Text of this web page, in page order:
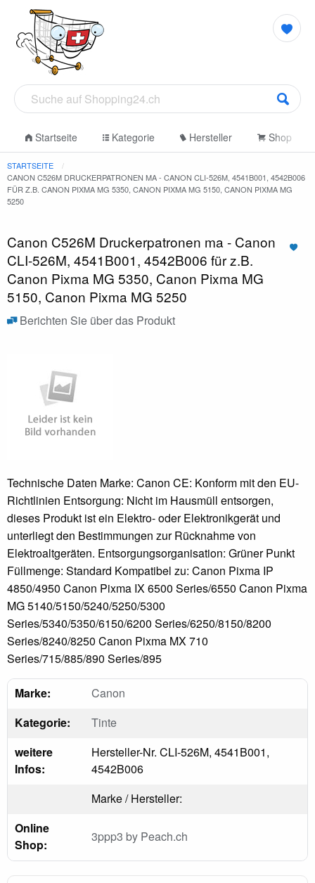
Startseite Kategorie Hersteller Shop
STARTSEITE
CANON C526M DRUCKERPATRONEN MA - CANON CLI-526M, 4541B001, 4542B006
FÜR Z.B. CANON PIXMA MG 5350, CANON PIXMA MG 5150, CANON PIXMA MG
5250
Canon C526M Druckerpatronen ma - Canon
CLI-526M, 4541B001, 4542B006 für z.B.
Canon Pixma MG 5350, Canon Pixma MG
5150, Canon Pixma MG 5250
Berichten Sie über das Produkt
Technische Daten Marke: Canon CE: Konform mit den EU-
Richtlinien Entsorgung: Nicht im Hausmüll entsorgen,
dieses Produkt ist ein Elektro- oder Elektronikgerät und
unterliegt den Bestimmungen zur Rücknahme von
Elektroaltgeräten. Entsorgungsorganisation: Grüner Punkt
Füllmenge: Standard Kompatibel zu: Canon Pixma IP
4850/4950 Canon Pixma IX 6500 Series/6550 Canon Pixma
MG 5140/5150/5240/5250/5300
Series/5340/5350/6150/6200 Series/6250/8150/8200
Series/8240/8250 Canon Pixma MX 710
Series/715/885/890 Series/895
Marke:
Canon
Kategorie:
Tinte
weitere
Infos:
Hersteller-Nr. CLI-526M, 4541B001,
4542B006
Marke / Hersteller:
Online
Shop:
3ppp3 by Peach.ch